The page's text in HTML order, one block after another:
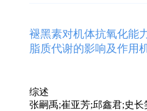
褪黑素对机体抗氧化能
脂质代谢的影响及作用
综述
张嗣禹;崔亚芳;邱鑫君;史长